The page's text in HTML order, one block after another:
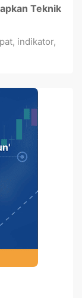
Teknik
indikator,